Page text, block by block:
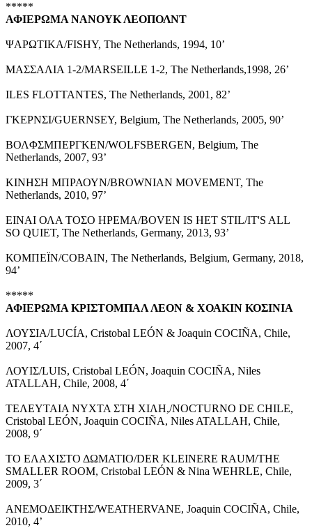
*****
ΑΦΙΕΡΩΜΑ ΝΑΝΟΥΚ ΛΕΟΠΟΛΝΤ
ΨΑΡΩΤΙΚΑ/FISHY, The Netherlands, 1994, 10’
ΜΑΣΣΑΛΙΑ 1-2/MARSEILLE 1-2, The Netherlands,1998, 26’
ILES FLOTTANTES, The Netherlands, 2001, 82’
ΓΚΕΡΝΣΙ/GUERNSEY, Belgium, The Netherlands, 2005, 90’
ΒΟΛΦΣΜΠΕΡΓΚΕΝ/WOLFSBERGEN, Belgium, The
Netherlands, 2007, 93’
ΚΙΝΗΣΗ ΜΠΡΑΟΥΝ/BROWNIAN MOVEMENT, The
Netherlands, 2010, 97’
ΕΙΝΑΙ ΟΛΑ ΤΟΣΟ ΗΡΕΜΑ/BOVEN IS HET STIL/IT'S ALL
SO QUIET, The Netherlands, Germany, 2013, 93’
ΚΟΜΠΕΪΝ/COBAIN, The Netherlands, Belgium, Germany, 2018,
94’
*****
ΑΦΙΕΡΩΜΑ ΚΡΙΣΤΟΜΠΑΛ ΛΕΟΝ & ΧΟΑΚΙΝ ΚΟΣΙΝΙΑ
ΛΟΥΣΙΑ/LUCÍA, Cristobal LEÓN & Joaquin COCIÑA, Chile,
2007, 4΄
ΛΟΥΙΣ/LUIS, Cristobal LEÓN, Joaquin COCIÑA, Niles
ATALLAH, Chile, 2008, 4΄
ΤΕΛΕΥΤΑΙΑ ΝΥΧΤΑ ΣΤΗ ΧΙΛΗ,/NOCTURNO DE CHILE,
Cristobal LEÓN, Joaquin COCIÑA, Niles ATALLAH, Chile,
2008, 9΄
ΤΟ ΕΛΑΧΙΣΤΟ ΔΩΜΑΤΙΟ/DER KLEINERE RAUM/THE
SMALLER ROOM, Cristobal LEÓN & Nina WEHRLE, Chile,
2009, 3΄
ΑΝΕΜΟΔΕΙΚΤΗΣ/WEATHERVANE, Joaquin COCIÑA, Chile,
2010, 4’